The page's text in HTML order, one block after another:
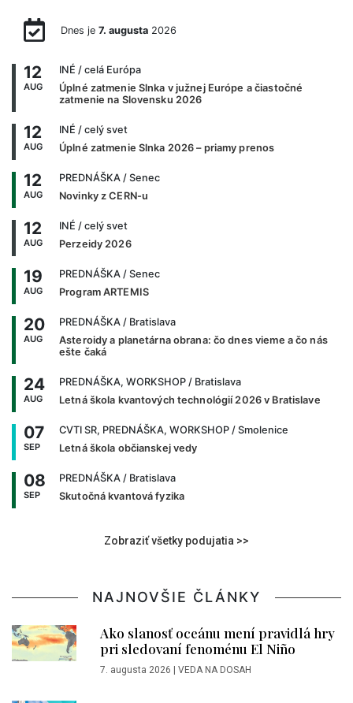
Dnes je 7. augusta2026
12
AUG
INÉ / celá Európa
Úplné zatmenie Slnka v južnej Európe a čiastočné
zatmenie na Slovensku 2026
12
AUG
INÉ / celý svet
Úplné zatmenie Slnka 2026 – priamy prenos
12
AUG
PREDNÁŠKA / Senec
Novinky z CERN-u
12
AUG
INÉ / celý svet
Perzeidy 2026
19
AUG
PREDNÁŠKA / Senec
Program ARTEMIS
20
AUG
PREDNÁŠKA / Bratislava
Asteroidy a planetárna obrana: čo dnes vieme a čo nás
ešte čaká
24
AUG
PREDNÁŠKA, WORKSHOP / Bratislava
Letná škola kvantových technológií 2026 v Bratislave
07
SEP
CVTI SR, PREDNÁŠKA, WORKSHOP / Smolenice
Letná škola občianskej vedy
08
SEP
PREDNÁŠKA / Bratislava
Skutočná kvantová fyzika
Zobraziť všetky podujatia >>
NAJNOVŠIE ČLÁNKY
Ako slanosť oceánu mení pravidlá hry
pri sledovaní fenoménu El Niño
7. augusta 2026 | VEDA NA DOSAH